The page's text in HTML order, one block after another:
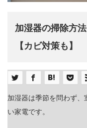
加湿器の掃除方
【カビ対策も】
加湿器は季節を問わず
い家電です。